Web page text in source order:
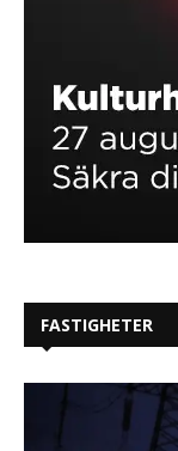
FASTIGHETER